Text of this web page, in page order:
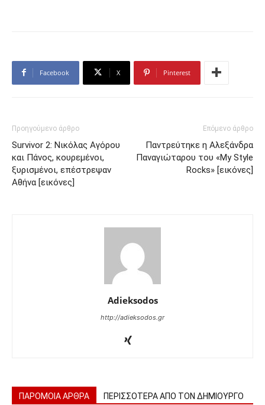
Facebook X Pinterest
Προηγούμενο άρθρο
Survivor 2: Νικόλας Αγόρου
και Πάνος, κουρεμένοι,
ξυρισμένοι, επέστρεψαν
Αθήνα [εικόνες]
Επόμενο άρθρο
Παντρεύτηκε η Αλεξάνδρα
Παναγιώταρου του «My Style
Rocks» [εικόνες]
Adieksodos
http://adieksodos.gr
ΠΑΡΟΜΟΙΑ ΑΡΘΡΑ ΠΕΡΙΣΣΟΤΕΡΑ ΑΠΟ ΤΟΝ ΔΗΜΙΟΥΡΓΟ